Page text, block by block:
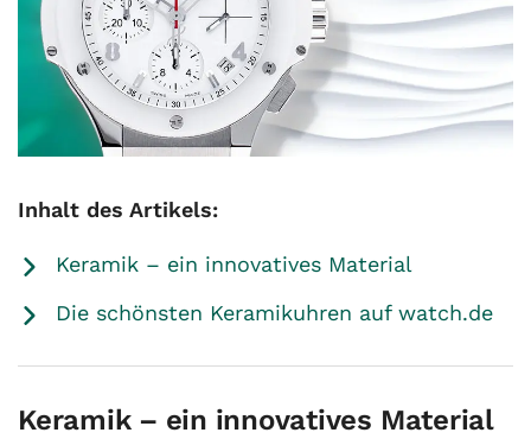
Inhalt des Artikels:
Keramik – ein innovatives Material
Die schönsten Keramikuhren auf watch.de
Keramik – ein innovatives Material